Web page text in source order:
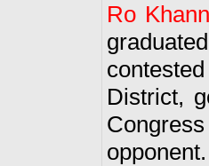
Ro
District,
opponent.